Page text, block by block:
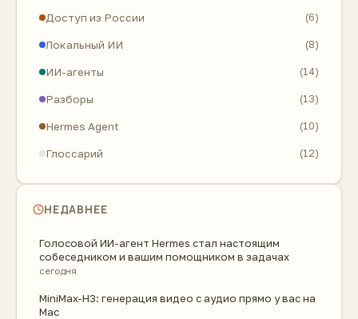
Доступ из России (6)
Локальный ИИ (8)
ИИ-агенты (14)
Разборы (13)
Hermes Agent (10)
Глоссарий (12)
НЕДАВНЕЕ
Голосовой ИИ-агент Hermes стал настоящим
собеседником и вашим помощником в задачах
сегодня
MiniMax-H3: генерация видео с аудио прямо у вас на
Mac